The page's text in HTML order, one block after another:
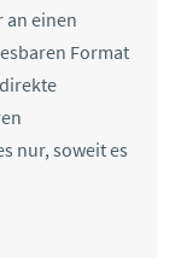
an einen
Format
nur, soweit es